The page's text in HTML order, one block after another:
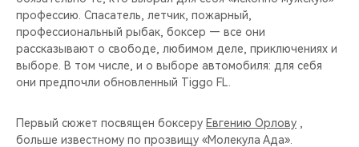
профессию. Спасатель, летчик, пожарный,
профессиональный рыбак, боксер — все они
рассказывают о свободе, любимом деле, приключениях и
выборе. В том числе, и о выборе автомобиля: для себя
они предпочли обновленный Tiggo FL.
Первый сюжет посвящен боксеру Евгению Орлову
больше известному по прозвищу «Молекула Ада».